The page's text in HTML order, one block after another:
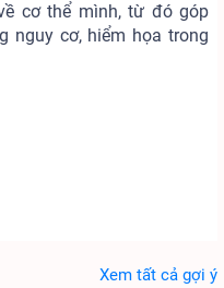
cơ thể mình, từ đó góp
nguy cơ, hiểm họa trong
Xem tất cả gợi ý